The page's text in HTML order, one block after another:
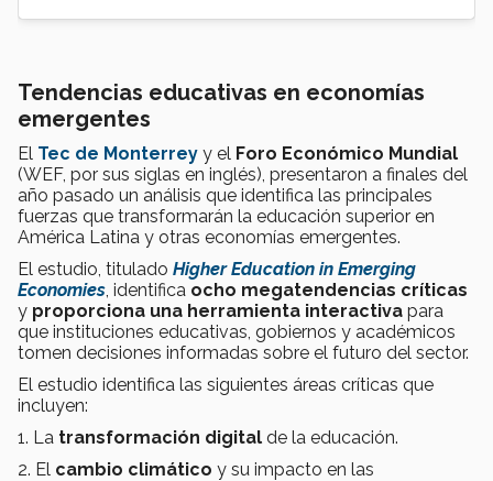
Tendencias educativas en economías
emergentes
El Tec de Monterrey y el Foro Económico Mundial
(WEF, por sus siglas en inglés), presentaron a finales del
año pasado un análisis que identifica las principales
fuerzas que transformarán la educación superior en
América Latina y otras economías emergentes.
El estudio, titulado Higher Education in Emerging
Economies , identifica ocho megatendencias críticas
y proporciona una herramienta interactiva para
que instituciones educativas, gobiernos y académicos
tomen decisiones informadas sobre el futuro del sector.
El estudio identifica las siguientes áreas críticas que
incluyen:
1. La transformación digital de la educación.
2. El cambio climático y su impacto en las